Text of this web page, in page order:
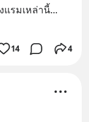
แรมเหล่านี้
14 4